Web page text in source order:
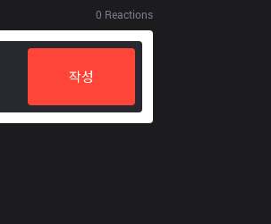
0 Reactions
작성